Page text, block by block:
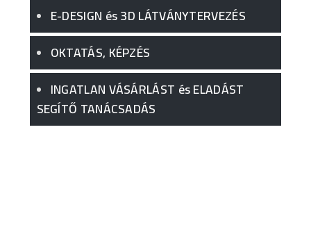
E-DESIGN és 3D LÁTVÁNYTERVEZÉS
OKTATÁS, KÉPZÉS
INGATLAN VÁSÁRLÁST és ELADÁST
SEGÍTŐ TANÁCSADÁS